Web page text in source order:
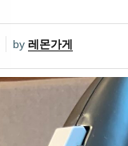
by 레몬가게